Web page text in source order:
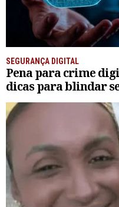
SEGURANÇA DIGITAL
Pena para crime
dicas para blindar